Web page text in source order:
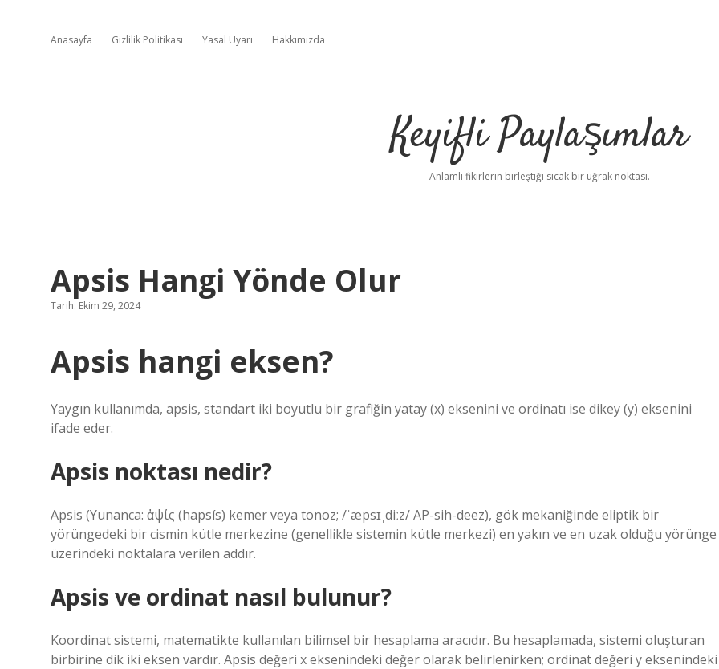
Anasayfa Gizlilik Politikası Yasal Uyarı Hakkımızda
Keyifli Paylaşımlar
Anlamlı fikirlerin birleştiği sıcak bir uğrak noktası.
Apsis Hangi Yönde Olur
Tarih: Ekim 29, 2024
Apsis hangi eksen?
Yaygın kullanımda, apsis, standart iki boyutlu bir grafiğin yatay (x) eksenini ve ordinatı ise dikey (y) eksenini
ifade eder.
Apsis noktası nedir?
Apsis (Yunanca: ἁψίς (hapsís) kemer veya tonoz; /ˈæpsɪˌdiːz/ AP-sih-deez), gök mekaniğinde eliptik bir
yörüngedeki bir cismin kütle merkezine (genellikle sistemin kütle merkezi) en yakın ve en uzak olduğu yörünge
üzerindeki noktalara verilen addır.
Apsis ve ordinat nasıl bulunur?
Koordinat sistemi, matematikte kullanılan bilimsel bir hesaplama aracıdır. Bu hesaplamada, sistemi oluşturan
birbirine dik iki eksen vardır. Apsis değeri x eksenindeki değer olarak belirlenirken; ordinat değeri y eksenindeki